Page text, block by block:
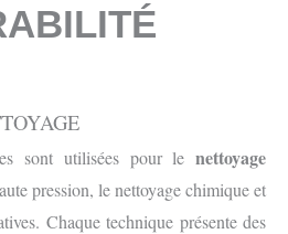
sont utilisées pour le nettoyage
pression, le nettoyage chimique et
Chaque technique présente des